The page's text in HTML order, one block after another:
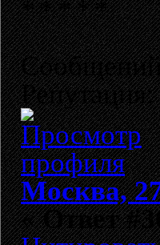
Москва,
«Ответ